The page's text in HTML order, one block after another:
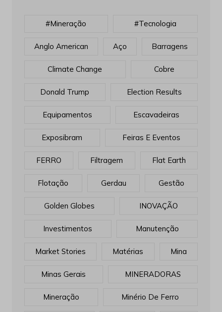
#mineração #tecnologia
Anglo American Aço Barragens
Climate Change Cobre
Donald Trump Election Results
Equipamentos Escavadeiras
Exposibram Feiras E Eventos
FERRO Filtragem Flat Earth
Flotação Gerdau Gestão
Golden Globes INOVAÇÃO
Investimentos Manutenção
Market Stories Matérias Mina
Minas Gerais MINERADORAS
Mineração Minério De Ferro